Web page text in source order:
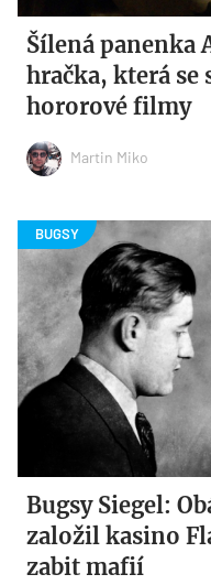
Šílená panenka
hračka, která
hororové filmy
Martin Miko
Bugsy Siegel:
založil kasino
zabit mafií